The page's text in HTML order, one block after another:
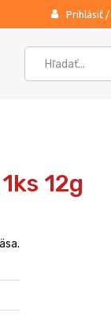
Prihlásiť /
12g